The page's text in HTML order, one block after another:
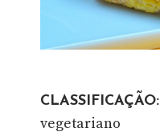
CLASSIFICAÇÃO:
vegetariano